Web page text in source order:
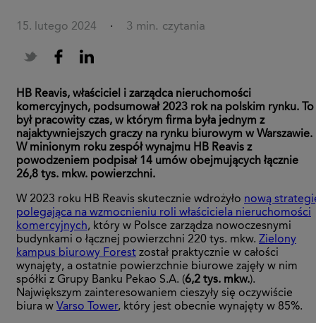
15. lutego 2024 · 3 min. czytania
HB Reavis, właściciel i zarządca nieruchomości
komercyjnych, podsumował 2023 rok na polskim rynku. To
był pracowity czas, w którym firma była jednym z
najaktywniejszych graczy na rynku biurowym w Warszawie.
W minionym roku zespół wynajmu HB Reavis z
powodzeniem podpisał 14 umów obejmujących łącznie
26,8 tys. mkw. powierzchni.
W 2023 roku HB Reavis skutecznie wdrożyło nową
polegająca na wzmocnieniu roli właściciela nieruchomości
komercyjnych, który w Polsce zarządza nowoczesnymi
budynkami o łącznej powierzchni 220 tys. mkw. Zielony
kampus biurowy Forest został praktycznie w całości
wynajęty, a ostatnie powierzchnie biurowe zajęły w nim
spółki z Grupy Banku Pekao S.A. (6,2 tys. mkw.).
Największym zainteresowaniem cieszyły się oczywiście
biura w Varso Tower, który jest obecnie wynajęty w 85%.